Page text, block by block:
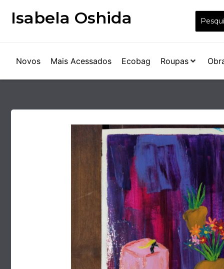
Isabela Oshida
Novos Mais Acessados Ecobag Roupas